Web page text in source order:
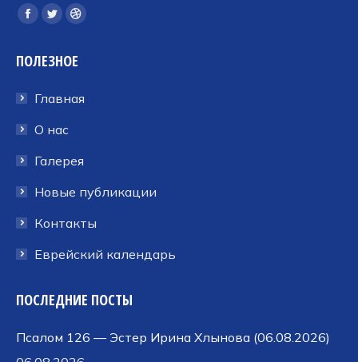
Ищите нас:
Страница
открывается
новом
окне
Страница
открывается
новом
окне
Страница
открывается
новом
ПОЛЕЗНОЕ
Главная
О нас
Галерея
Новые публикации
Контакты
Еврейский календарь
ПОСЛЕДНИЕ ПОСТЫ
Псалом 126 — Эстер Ирина Хлынова (06.08.2026)